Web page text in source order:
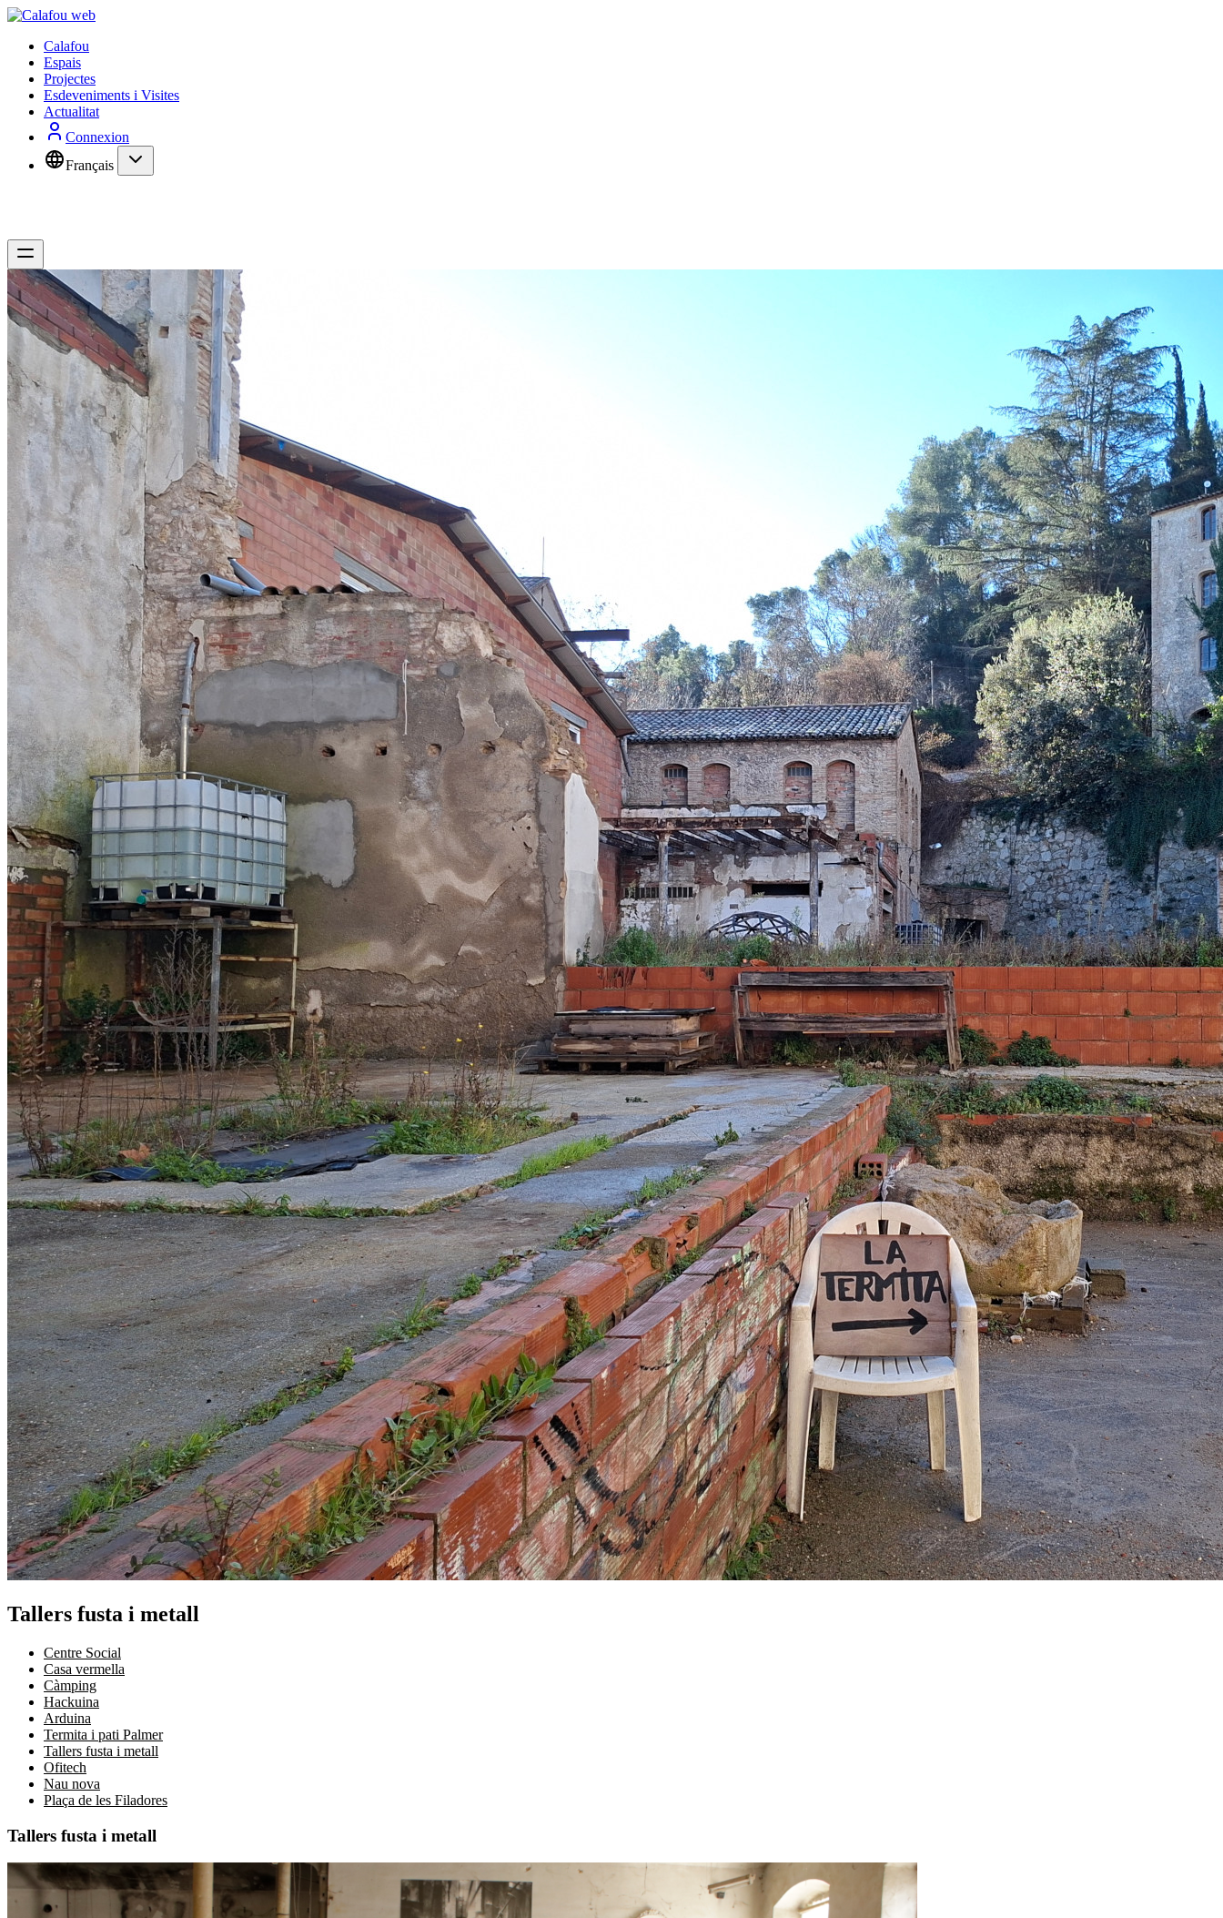
Calafou
Espais
Projectes
Esdeveniments i Visites
Actualitat
Connexion
Français
Tallers fusta i metall
Centre Social
Casa vermella
Càmping
Hackuina
Arduina
Termita i pati Palmer
Tallers fusta i metall
Ofitech
Nau nova
Plaça de les Filadores
Tallers fusta i metall